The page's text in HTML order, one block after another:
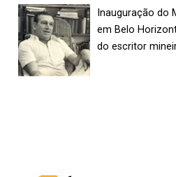
Inauguração do
em Belo
do escritor